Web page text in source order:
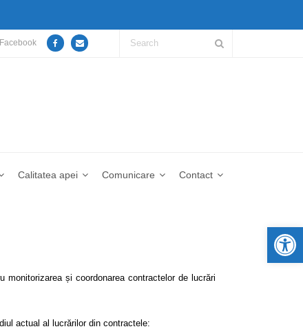
Facebook
Calitatea apei Comunicare Contact
monitorizarea și coordonarea contractelor de lucrări
actual al lucrărilor din contractele: